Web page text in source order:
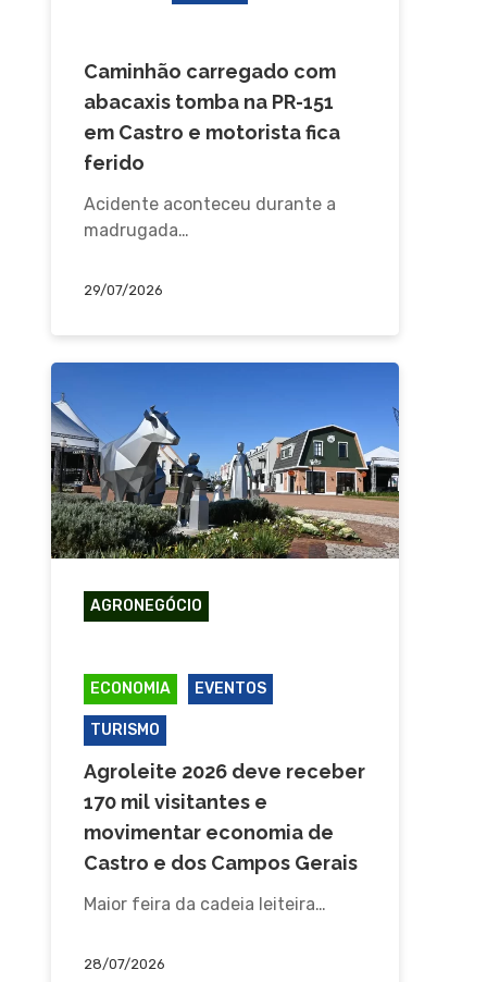
Caminhão carregado com
abacaxis tomba na PR-151
em Castro e motorista fica
ferido
Acidente aconteceu durante a
madrugada…
29/07/2026
AGRONEGÓCIO
ECONOMIA EVENTOS
TURISMO
Agroleite 2026 deve receber
170 mil visitantes e
movimentar economia de
Castro e dos Campos Gerais
Maior feira da cadeia leiteira…
28/07/2026